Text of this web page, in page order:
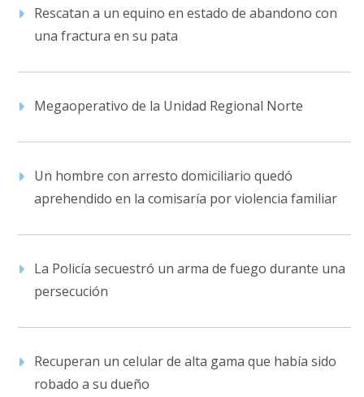
Rescatan a un equino en estado de abandono con
una fractura en su pata
Megaoperativo de la Unidad Regional Norte
Un hombre con arresto domiciliario quedó
aprehendido en la comisaría por violencia familiar
La Policía secuestró un arma de fuego durante una
persecución
Recuperan un celular de alta gama que había sido
robado a su dueño